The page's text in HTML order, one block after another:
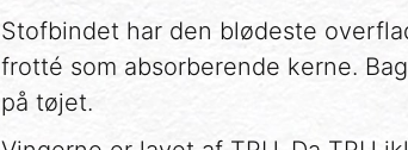
Stofbindet har den blødeste
frotté som absorberende kerne.
på tøjet.